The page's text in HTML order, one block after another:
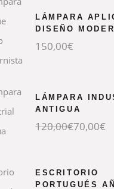
LÁMPARA
DISEÑO
150,00€
LÁMPARA
ANTIGUA
120,00€
El
precio
120,00€.
70,00€
El
precio
70,00€.
ESCRITORIO
PORTUGUÉS